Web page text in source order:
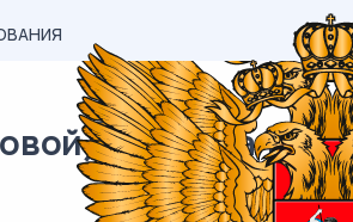
материал